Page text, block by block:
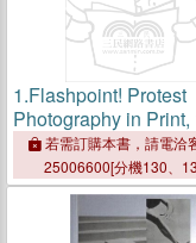
1.Flashpoint! Protest
Photography in Print,
Present
若需訂購本書，請電洽
25006600[分機130、